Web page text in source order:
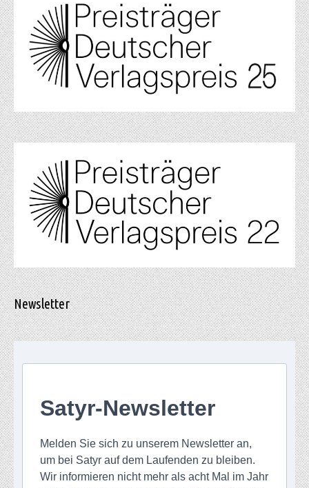
Newsletter
Satyr-Newsletter
Melden Sie sich zu unserem Newsletter an,
um bei Satyr auf dem Laufenden zu bleiben.
Wir informieren nicht mehr als acht Mal im Jahr